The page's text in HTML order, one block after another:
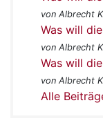
von Albrecht
Was will
von Albrecht
Was will
von Albrecht
Alle